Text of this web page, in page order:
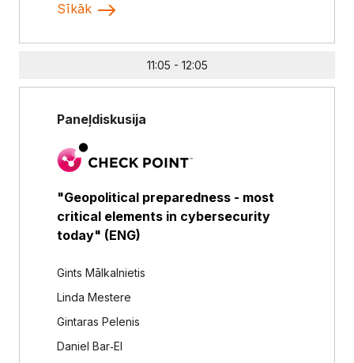
Sīkāk
11:05 - 12:05
Paneļdiskusija
"Geopolitical preparedness - most
critical elements in cybersecurity
today" (ENG)
Gints Mālkalnietis
Linda Mestere
Gintaras Pelenis
Daniel Bar‑El